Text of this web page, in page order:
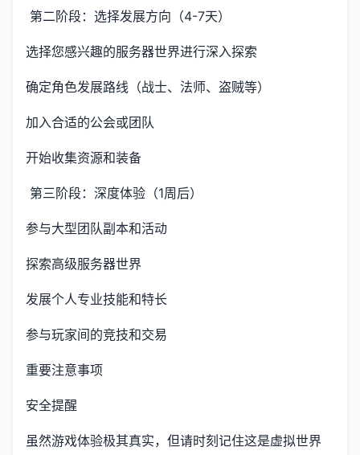
第二阶段：选择发展方向（4-7天）
选择您感兴趣的服务器世界进行深入探索
确定角色发展路线（战士、法师、盗贼等）
加入合适的公会或团队
开始收集资源和装备
第三阶段：深度体验（1周后）
参与大型团队副本和活动
探索高级服务器世界
发展个人专业技能和特长
参与玩家间的竞技和交易
重要注意事项
安全提醒
虽然游戏体验极其真实，但请时刻记住这是虚拟世界